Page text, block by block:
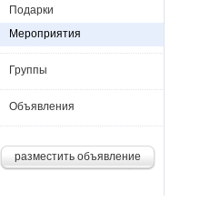
Подарки
Мероприятия
Группы
Объявления
разместить объявление